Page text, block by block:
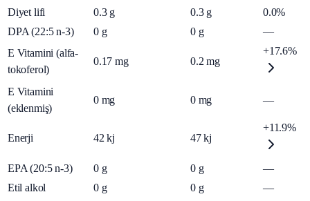
Diyet lifi
0.3 g 0.3 g
0.0%
DPA (22:5 n-3)
0 g 0 g
—
E Vitamini (alfa-
tokoferol)
0.17 mg 0.2 mg
+17.6%
E Vitamini
(eklenmiş)
0 mg 0 mg —
Enerji 42 kj 47 kj
+11.9%
EPA (20:5 n-3) 0 g 0 g
—
Etil alkol
0 g 0 g —